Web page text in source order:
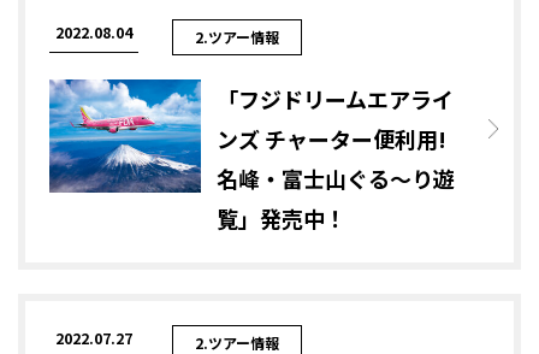
2022.08.04 2.ツアー情報
「フジドリームエアライ
ンズ チャーター便利用!
名峰・富士山ぐる～り遊
覧」発売中！
2022.07.27 2.ツアー情報